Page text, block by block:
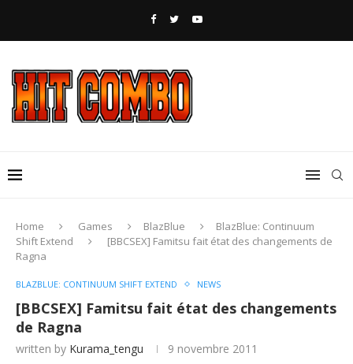
Home Games BlazBlue
BlazBlue: Continuum
Shift Extend
[BBCSEX] Famitsu fait état des changements de
Ragna
BLAZBLUE: CONTINUUM SHIFT EXTEND NEWS
[BBCSEX] Famitsu fait état des changements
de Ragna
written by Kurama_tengu 9 novembre 2011